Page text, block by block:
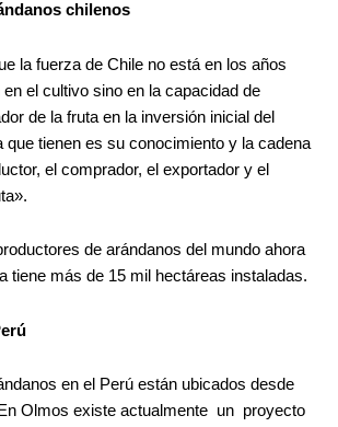
chilenos
la fuerza de Chile no está en los años
el cultivo sino en la capacidad de
de la fruta en la inversión inicial del
que tienen es su conocimiento y la cadena
el comprador, el exportador y el
de arándanos del mundo ahora
tiene más de 15 mil hectáreas instaladas.
en el Perú están ubicados desde
Olmos existe actualmente un proyecto